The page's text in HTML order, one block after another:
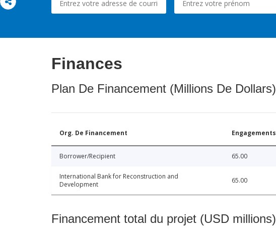
Finances
Plan De Financement (Millions De Dollars)
Org. De Financement Engagements
Borrower/Recipient 65.00
International Bank for Reconstruction and
Development
65.00
Financement total du projet (USD millions)